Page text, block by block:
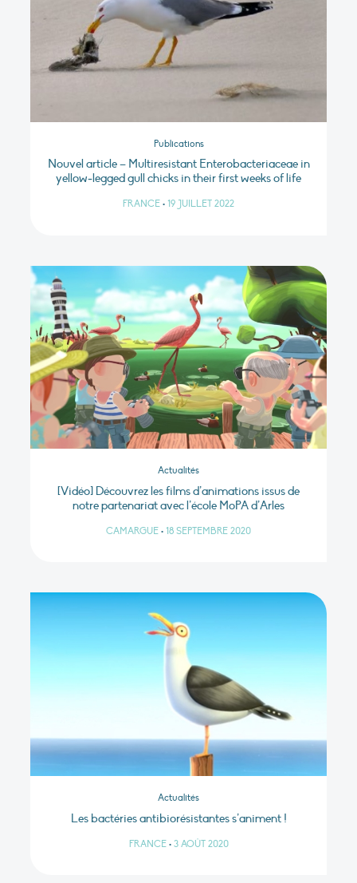
Publications
Nouvel article – Multiresistant Enterobacteriaceae in
yellow‐legged gull chicks in their first weeks of life
FRANCE • 19 JUILLET 2022
Actualités
[Vidéo] Découvrez les films d’animations issus de
notre partenariat avec l’école MoPA d’Arles
CAMARGUE • 18 SEPTEMBRE 2020
Actualités
Les bactéries antibiorésistantes s’animent !
FRANCE • 3 AOÛT 2020